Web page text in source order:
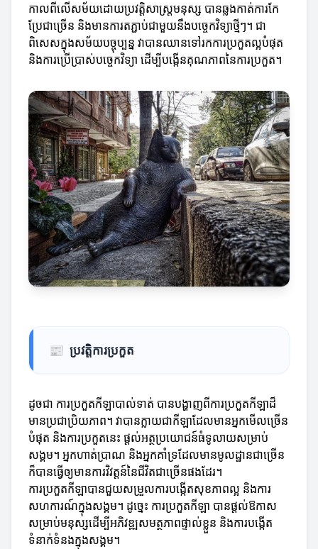
កាលពីលើសម័យដោយប្រវត្តិសាស្ត្រមនុស្ស បានឆ្លងកាត់ការកែ
ប្រែជាច្រើន និងមានការតភ្ជាប់ជាមួយនឹងបច្ចេកវិទ្យាថ្មីៗ។ ជា
ពិសេសក្នុងសម័យបច្ចុប្បន្ន វាបានឈានទៅរកការប្រកួតល្អបំផុត
និងការប្រើប្រាស់បច្ចេកវិទ្យា ដើម្បីបង្កើនគុណភាពនៃការប្រកួត។
📰 ប្រវត្តិការប្រកួត
ដូចជា ការប្រកួតកីឡាបាល់ទាត់ បានបង្ហាញពីការប្រកួតកីឡាដ៏
មានប្រជាប្រិយភាព។ វាបានក្លាយជាកីឡាដែលមានអ្នកមើលច្រើន
បំផុត និងការប្រកួតនេះ ផ្តល់អត្ថប្រយោជន៍ធំទូលាយសម្រាប់
សង្គម។ អ្នកហាត់ប្រាណ និងអ្នកគាំទ្រដែលមានមូលដ្ឋានជាច្រើន
ក៏បានធ្វើឲ្យមានការវិវត្តន៍នៃជីវិតជាច្រើនផងដែរ។
ការប្រកួតកីឡាបានជួយសម្រួលការបង្កើតសុខភាពល្អ និងការ
សហការណ៍ក្នុងសង្គម។ ដូច្នេះ ការប្រកួតកីឡា បានផ្ដល់ឱកាស
សម្រាប់មនុស្សដើម្បីអភិវឌ្ឍសមត្ថភាពផ្ទាល់ខ្លួន និងការបង្កើត
ទំនាក់ទំនងក្នុងសង្គម។